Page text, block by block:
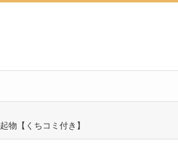
物【くちコミ付き】